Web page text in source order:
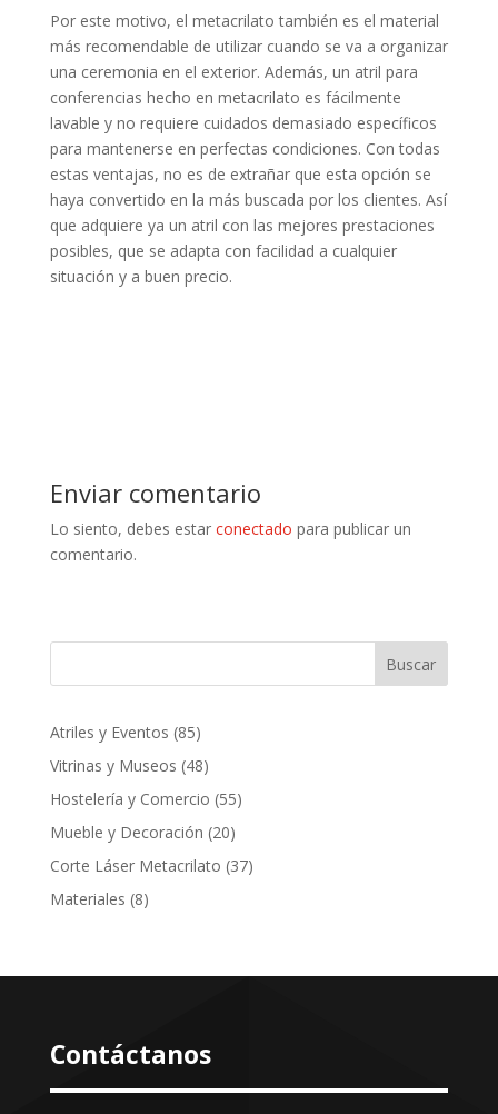
Por este motivo, el metacrilato también es el material
más recomendable de utilizar cuando se va a organizar
una ceremonia en el exterior. Además, un atril para
conferencias hecho en metacrilato es fácilmente
lavable y no requiere cuidados demasiado específicos
para mantenerse en perfectas condiciones. Con todas
estas ventajas, no es de extrañar que esta opción se
haya convertido en la más buscada por los clientes. Así
que adquiere ya un atril con las mejores prestaciones
posibles, que se adapta con facilidad a cualquier
situación y a buen precio.
Enviar comentario
Lo siento, debes estar conectado para publicar un
comentario.
Buscar
Atriles y Eventos 8585
productos
Vitrinas y Museos 4848
productos
Hostelería y Comercio 5555
Mueble y Decoración 2020
productos
Corte Láser Metacrilato 3737
Materiales 88
Contáctanos